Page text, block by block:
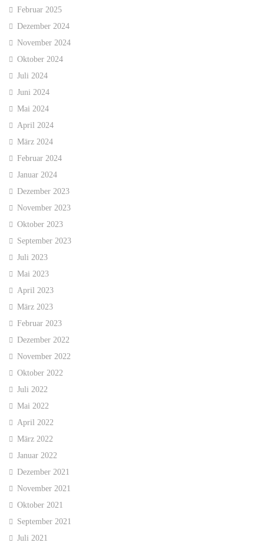
Februar 2025
Dezember 2024
November 2024
Oktober 2024
Juli 2024
Juni 2024
Mai 2024
April 2024
März 2024
Februar 2024
Januar 2024
Dezember 2023
November 2023
Oktober 2023
September 2023
Juli 2023
Mai 2023
April 2023
März 2023
Februar 2023
Dezember 2022
November 2022
Oktober 2022
Juli 2022
Mai 2022
April 2022
März 2022
Januar 2022
Dezember 2021
November 2021
Oktober 2021
September 2021
Juli 2021